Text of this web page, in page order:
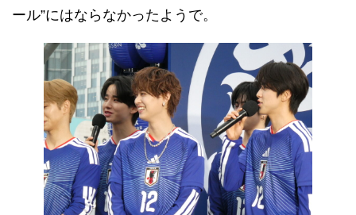
ール”にはならなかったようで。